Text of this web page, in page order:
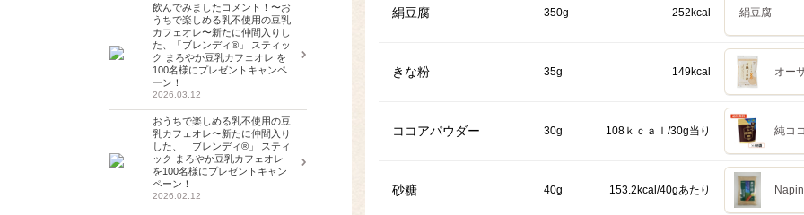
絹豆腐 350g 252kcal 絹豆腐
きな粉 35g 149kcal オー
ココアパウダー 30g 108ｋｃａｌ/30g当り 純コ
砂糖 40g 153.2kcal/40gあたり
飲んでみましたコメント！〜お
うちで楽しめる乳不使用の豆乳
カフェオレ〜新たに仲間入りし
た、「ブレンディ®」 スティッ
ク まろやか豆乳カフェオレ を
100名様にプレゼントキャンペ
ーン！
2026.03.12
おうちで楽しめる乳不使用の豆
乳カフェオレ〜新たに仲間入り
した、「ブレンディ®」 スティ
ック まろやか豆乳カフェオレ
を100名様にプレゼントキャン
ペーン！
2026.02.12